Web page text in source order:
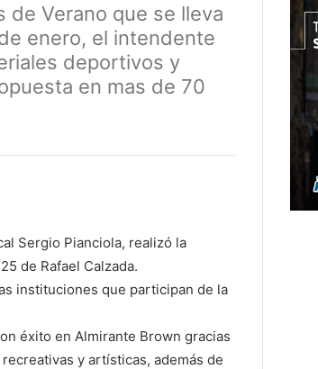
de Verano que se lleva
enero, el intendente
deportivos y
en mas de 70
Sergio Pianciola, realizó la
de Rafael Calzada.
instituciones que participan de la
éxito en Almirante Brown gracias
y artísticas, además de